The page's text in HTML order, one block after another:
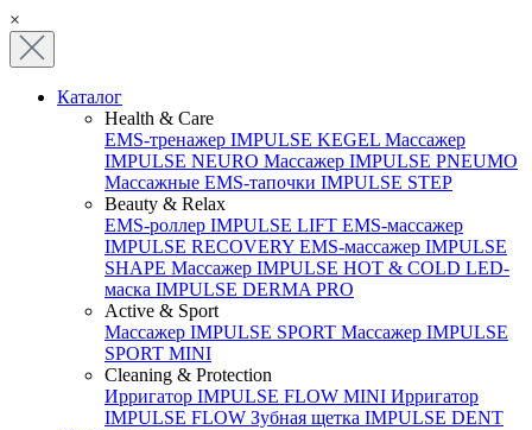
×
Каталог
Health & Care
EMS-тренажер IMPULSE KEGEL Массажер
IMPULSE NEURO Массажер IMPULSE PNEUMO
Массажные EMS-тапочки IMPULSE STEP
Beauty & Relax
EMS-роллер IMPULSE LIFT EMS-массажер
IMPULSE RECOVERY EMS-массажер IMPULSE
SHAPE Массажер IMPULSE HOT & COLD LED-
маска IMPULSE DERMA PRO
Active & Sport
Массажер IMPULSE SPORT Массажер IMPULSE
SPORT MINI
Cleaning & Protection
Ирригатор IMPULSE FLOW MINI Ирригатор
IMPULSE FLOW Зубная щетка IMPULSE DENT